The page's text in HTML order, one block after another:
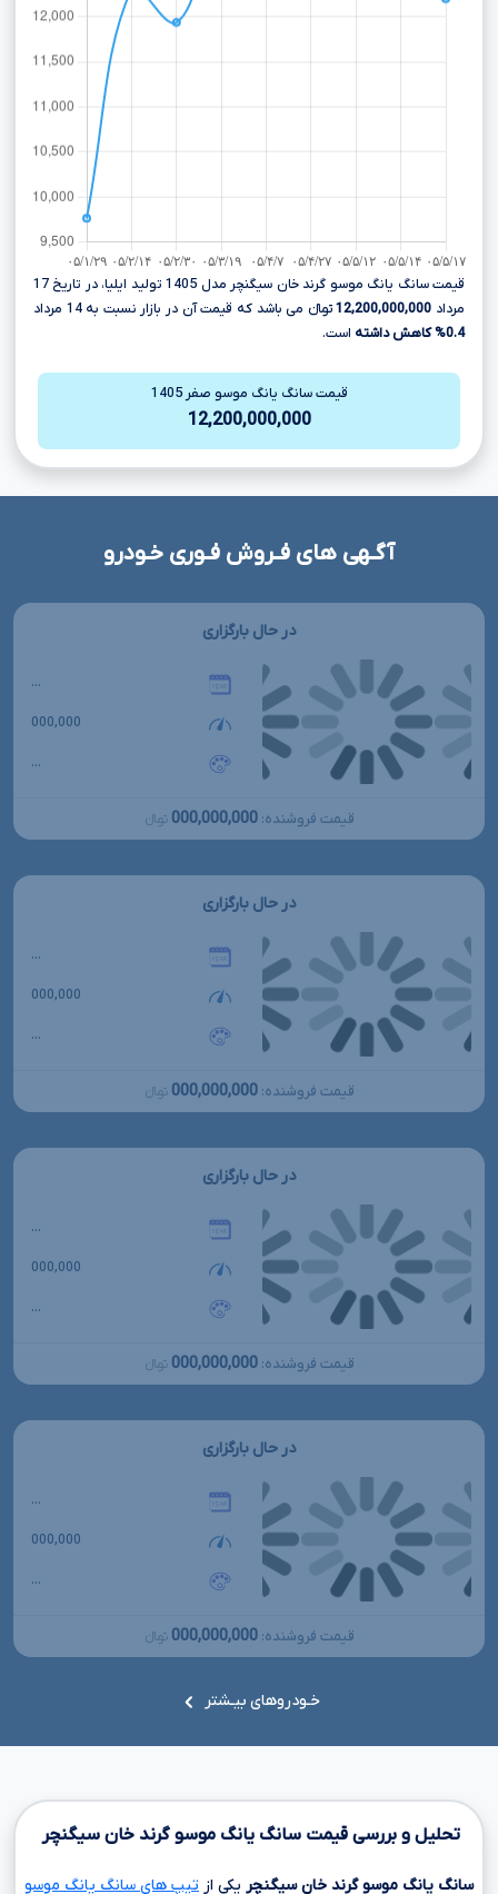
قیمت سانگ یانگ موسو گرند خان سیگنچر مدل 1405 تولید ایلیا، در تاریخ 17
مرداد 12,200,000,000 تومانءءء می باشد که قیمت آن در بازار نسبت به 14 مرداد
0.4% کاهش داشته
است.
قیمت سانگ یانگ موسو صفر 1405
12,200,000,000
آگـهی های فـروش فـوری خـودرو
در حال بارگزاری
...
000,000
...
قیمت فروشنده: 000,000,000 تومانءءء
در حال بارگزاری
...
000,000
...
قیمت فروشنده: 000,000,000 تومانءءء
در حال بارگزاری
...
000,000
...
قیمت فروشنده: 000,000,000 تومانءءء
در حال بارگزاری
...
000,000
...
قیمت فروشنده: 000,000,000 تومانءءء
خـودروهای بیـشتر
تحلیل و بررسی قیمت سانگ یانگ موسو گرند خان سیگنچر
سانگ یانگ موسو گرند خان سیگنچر یکی از تیپ های سانگ یانگ موسو